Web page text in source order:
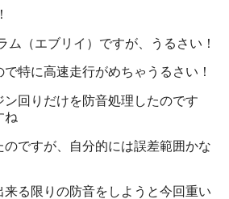
ム（エブリイ）ですが、うるさい！
特に高速走行がめちゃうるさい！
回りだけを防音処理したのです
ね
ですが、自分的には誤差範囲かな
る限りの防音をしようと今回重い